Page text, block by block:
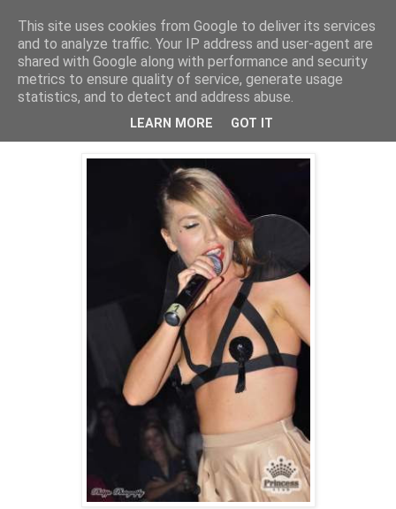
PentruDive.ro
vineri, 18 noiembrie 2011
Corina Bud, din ce in ce mai goala
This site uses cookies from Google to deliver its services
and to analyze traffic. Your IP address and user-agent are
shared with Google along with performance and security
metrics to ensure quality of service, generate usage
statistics, and to detect and address abuse.
LEARN MORE GOT IT